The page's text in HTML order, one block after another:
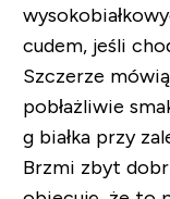
cudem, jeśli
Szczerze
pobłażliwie
g białka przy
Brzmi zbyt